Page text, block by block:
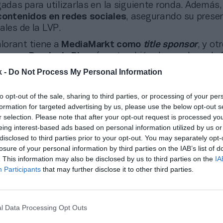
- Do Not Process My Personal Information
opt-out of the sale, sharing to third parties, or processing of your
for targeted advertising by us, please use the below opt-out
selection. Please note that after your opt-out request is processed
interest-based ads based on personal information utilized by us
to third parties prior to your opt-out. You may separately
of your personal information by third parties on the IAB’s list of
This information may also be disclosed by us to third parties on the
Participants that may further disclose it to other third parties.
Data Processing Opt Outs
para utilizarlas en la siguiente ronda.
en redes sociales, asegurando su
de la LVP.
tiene a MediaMarkt como title sponsor, y
comoDomino’s Pizza(que también da nombre a la
La competición cerró ayer su temporada regular, en
de competición, pasando de dos a tres
lograrán el billete a la Cross-Conference, el
equivalente al Emea Masters de LoL.
(LVP): “Las marcas ya no llegan a los esports para probar, sino en
sumaron dos nuevos equipos, pasando de ocho a